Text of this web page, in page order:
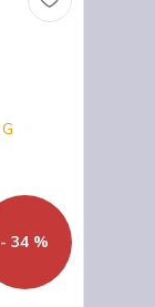
- 34 %